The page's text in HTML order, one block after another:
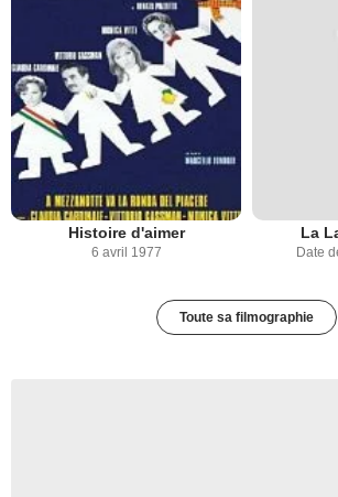
Histoire d'aimer
6 avril 1977
La
Date
Toute sa filmographie